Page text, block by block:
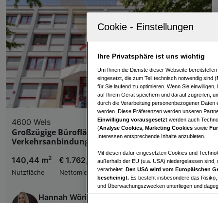
4600 Wels
Großzügige Bürofläche mit idealer
Verkehrsanbindung im GTZ Wels zu vermieten!
140,44 m2
Nutzfläche
€ 1.762,52
Nettomiete
Hannah Wörister
Ihre Privatsphäre ist uns wichtig
Um Ihnen die Dienste dieser Webseite
eingesetzt, die zum Teil technisch notwendig sind (
für Sie laufend zu optimieren. Wenn Sie
auf Ihrem Gerät speichern und darauf zugreifen,
durch die Verarbeitung personenbezogener
werden. Diese Präferenzen werden unseren
Einwilligung vorausgesetzt werden auch
(Analyse Cookies, Marketing Cookies sowie
Interessen entsprechende Inhalte anzubieten.
Mit diesen dafür eingesetzten Cookies und
außerhalb der EU (u.a. USA) niedergelassen
verarbeitet. Den USA wird vom Europäischen
bescheinigt. Es besteht insbesondere das
und Überwachungszwecken unterliegen und